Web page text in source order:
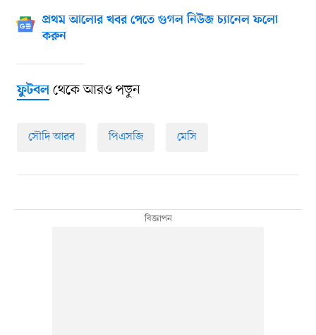
প্রথম আলোর খবর পেতে গুগল নিউজ চ্যানেল ফলো
করুন
ফুটবলথেকে আরও পড়ুন
সৌদি আরব পিএসজি মেসি